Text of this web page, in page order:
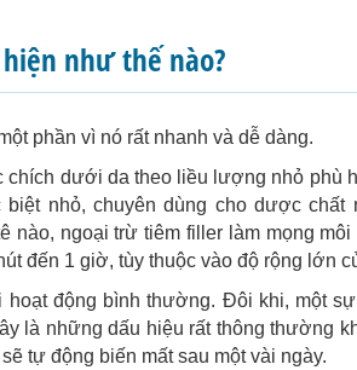
như thế nào?
phần vì nó rất nhanh và dễ dàng.
dưới da theo liều lượng nhỏ phù
nhỏ, chuyên dùng cho dược chất
nào, ngoại trừ tiêm filler làm mọng
đến 1 giờ, tùy thuộc vào độ rộng lớn
động bình thường. Đôi khi, một
là những dấu hiệu rất thông thường
tự động biến mất sau một vài ngày.